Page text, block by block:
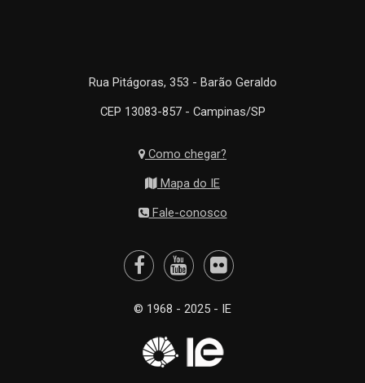
Rua Pitágoras, 353 - Barão Geraldo
CEP 13083-857 - Campinas/SP
Como chegar?
Mapa do IE
Fale-conosco
© 1968 - 2025 - IE